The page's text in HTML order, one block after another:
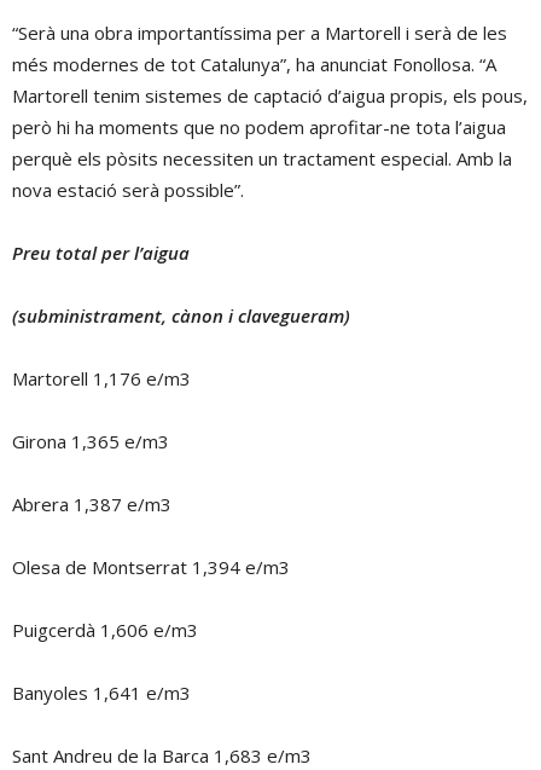
“Serà una obra importantíssima per a Martorell i serà de les
més modernes de tot Catalunya”, ha anunciat Fonollosa. “A
Martorell tenim sistemes de captació d’aigua propis, els pous,
però hi ha moments que no podem aprofitar-ne tota l’aigua
perquè els pòsits necessiten un tractament especial. Amb la
nova estació serà possible”.
Preu total per l’aigua
(subministrament, cànon i clavegueram)
Martorell 1,176 e/m3
Girona 1,365 e/m3
Abrera 1,387 e/m3
Olesa de Montserrat 1,394 e/m3
Puigcerdà 1,606 e/m3
Banyoles 1,641 e/m3
Sant Andreu de la Barca 1,683 e/m3